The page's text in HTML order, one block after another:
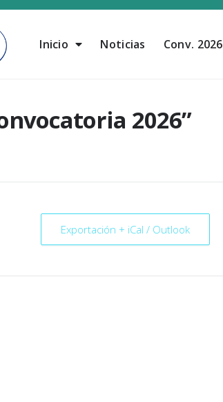
Inicio Noticias Conv. 2026
2026”
Exportación + iCal / Outlook